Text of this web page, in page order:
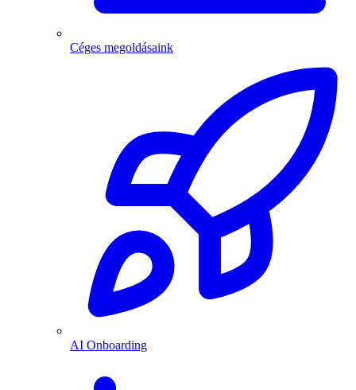
Céges megoldásaink
AI Onboarding